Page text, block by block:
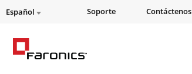
Español Soporte Contáctenos